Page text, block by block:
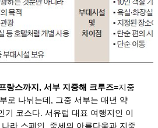
랑스까지, 서부 지중해 크루즈=지중
로 나뉘는데, 그중 서부는 매년 약
기 코스다. 서유럽 대표 여행지인 이
라 스페인, 중세의 아름다움과 지중